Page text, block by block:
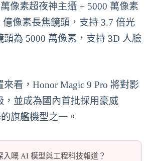
像素超夜神主攝 + 5000 萬像素
億像素長焦鏡頭，支持 3.7 倍光
頭為 5000 萬像素，支持 3D 人臉
看，Honor Magic 9 Pro 將對影
，並成為國內首批採用豪威
旗艦機型之一。
入嘅 AI 模型與工程科技報道？